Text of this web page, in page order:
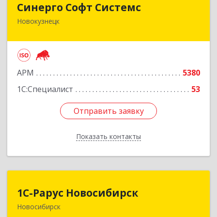
Синерго Софт Системс
Новокузнецк
АРМ
5380
1С:Специалист
53
Отправить заявку
Показать контакты
654005, Кемеровская обл, Новокузнецк г,
Отправить заявку
Назад
1С-Рарус Новосибирск
Новосибирск
1С-Рарус Новосибирск
630015, Новосибирская обл, Новосибирск г,